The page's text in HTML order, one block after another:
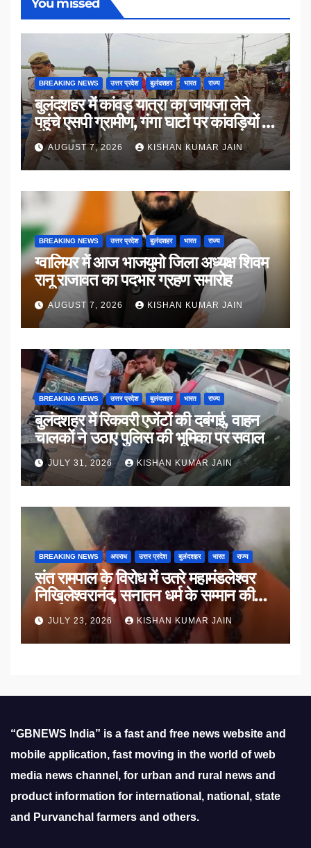
You missed
BREAKING NEWS उत्तर प्रदेश बुलंदशहर भारत राज्य
बुलंदशहर में कांवड़ यात्रा का जायजा लेने
पहुंचे एसपी ग्रामीण, गंगा घाटों पर कांवड़ियों से
किया संवाद
AUGUST 7, 2026 KISHAN KUMAR JAIN
BREAKING NEWS उत्तर प्रदेश बुलंदशहर भारत राज्य
ग्वालियर में आज भाजयुमो जिला अध्यक्ष शिवम
रानू राजावत का पदभार ग्रहण समारोह
AUGUST 7, 2026 KISHAN KUMAR JAIN
BREAKING NEWS उत्तर प्रदेश बुलंदशहर भारत राज्य
बुलंदशहर में रिकवरी एजेंटों की दबंगई, वाहन
चालकों ने उठाए पुलिस की भूमिका पर सवाल
JULY 31, 2026 KISHAN KUMAR JAIN
BREAKING NEWS अपराध उत्तर प्रदेश बुलंदशहर भारत राज्य
संत रामपाल के विरोध में उतरे महामंडलेश्वर
निखिलेश्वरानंद, सनातन धर्म के सम्मान की
उठाई मांग
JULY 23, 2026 KISHAN KUMAR JAIN
“GBNEWS India” is a fast and free news website and
mobile application, fast moving in the world of web
media news channel, for urban and rural news and
product information for international, national, state
and Purvanchal farmers and others.